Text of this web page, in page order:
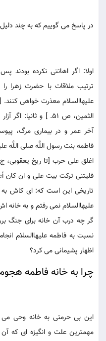
در پاسخ مى گوييم كه به چند
اولا: اگر اهانتى نكرده بودند
ترتيب ملاقات با حضرت زهرا
الثمين، ص 51. ] و
آخر عمر و در بيمارى مرگ،
فاطمه بنت رسول اللَّه صلى اللَّه
فليتنى تركت بيت على و ان كان
تاريخى اين است كه: اى كاش به
عليهاالسلام نمى رفتم و به خانه
گر چه درب آن خانه براى جنگ
نسبت به فاطمه عليهاالسلام
اظهار پشيمانى مى كرد؟
چرا به خانه فاطمه
اين بى حرمتى به خانه وحى مى
مهمترين علت و انگيزه اى كه